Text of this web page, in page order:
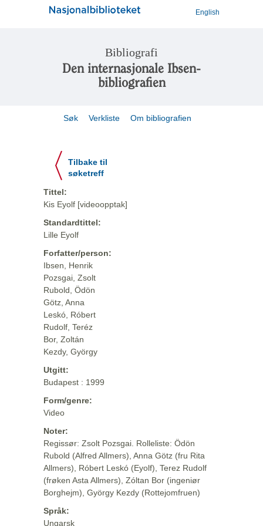
English
Bibliografi
Den internasjonale Ibsen-
bibliografien
Søk Verkliste Om bibliografien
Tilbake til
søketreff
Tittel:
Kis Eyolf [videoopptak]
Standardtittel:
Lille Eyolf
Forfatter/person:
Ibsen, Henrik
Pozsgai, Zsolt
Rubold, Ödön
Götz, Anna
Leskó, Róbert
Rudolf, Teréz
Bor, Zoltán
Kezdy, György
Utgitt:
Budapest : 1999
Form/genre:
Video
Noter:
Regissør: Zsolt Pozsgai. Rolleliste: Ödön
Rubold (Alfred Allmers), Anna Götz (fru Rita
Allmers), Róbert Leskó (Eyolf), Terez Rudolf
(frøken Asta Allmers), Zóltan Bor (ingeniør
Borghejm), György Kezdy (Rottejomfruen)
Språk:
Ungarsk